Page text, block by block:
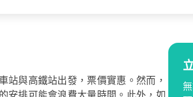
站與高鐵站出發，票價實惠。然而，
安排可能會浪費大量時間。此外，如